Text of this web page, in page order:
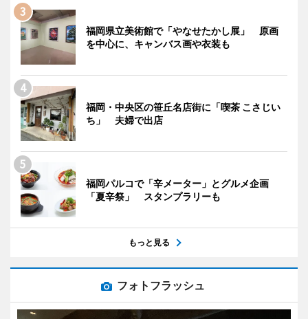
福岡県立美術館で「やなせたかし展」 原画
を中心に、キャンバス画や衣装も
福岡・中央区の笹丘名店街に「喫茶 こさじい
ち」 夫婦で出店
福岡パルコで「辛メーター」とグルメ企画
「夏辛祭」 スタンプラリーも
もっと見る
フォトフラッシュ